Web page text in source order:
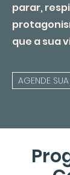
parar,
que a sua
AGENDE